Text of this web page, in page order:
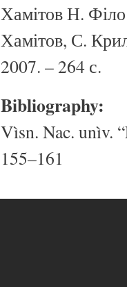
Хамітов Н.
Хамітов, С.
2007. – 264 с.
Bibliography:
Vìsn. Nac. unìv.
155–161